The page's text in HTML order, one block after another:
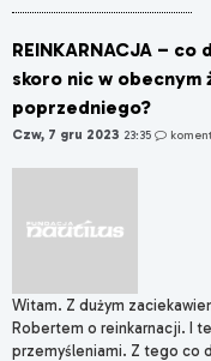
REINKARNACJA – co
skoro nic w obecnym
poprzedniego?
Czw, 7 gru 2023 23:35
Witam. Z dużym
Robertem o reinkarnacji. I
przemyśleniami. Z tego co